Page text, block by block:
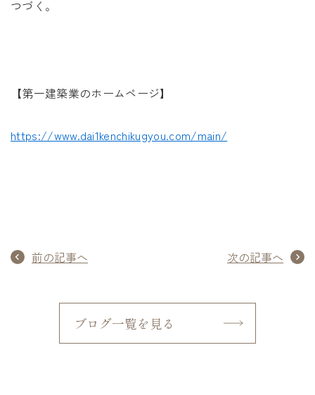
つづく。
【第一建築業のホームページ】
https://www.dai1kenchikugyou.com/main/
前の記事へ 次の記事へ
ブログ一覧を見る